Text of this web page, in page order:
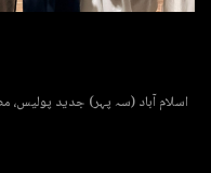
اسلام آباد (سہ پہر) جدید پولیس،